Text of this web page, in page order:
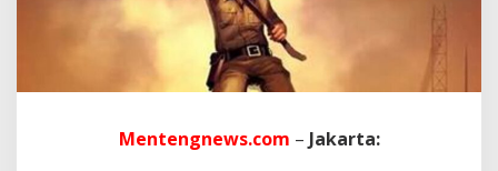
a
P
r
e
d
Mentengnews.com – Jakarta: